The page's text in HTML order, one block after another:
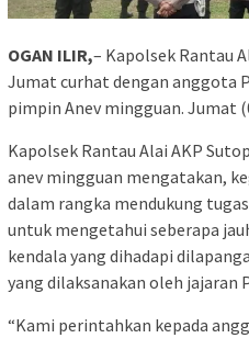
OGAN ILIR,– Kapolsek Rantau
Jumat curhat dengan anggota
pimpin Anev mingguan. Jumat
Kapolsek Rantau Alai AKP
anev mingguan mengatakan,
dalam rangka mendukung
untuk mengetahui seberapa
kendala yang dihadapi
yang dilaksanakan oleh jajaran
“Kami perintahkan kepada